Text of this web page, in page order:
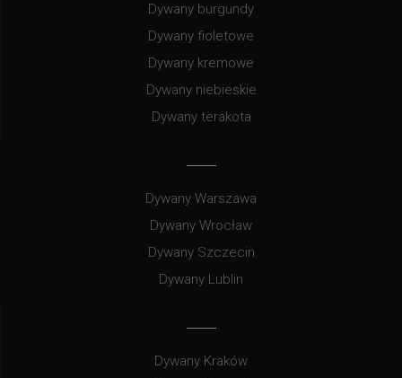
Dywany burgundy
Dywany fioletowe
Dywany kremowe
Dywany niebieskie
Dywany terakota
Dywany Warszawa
Dywany Wrocław
Dywany Szczecin
Dywany Lublin
Dywany Kraków